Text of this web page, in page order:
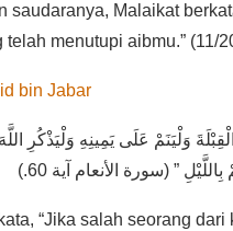
Malaikat
menutupi aibmu.” (11/
bin Jabar
وَلْيَنَمْ عَلَى يَمِينِهِ وَلْيَذْكُرِ
” (سورة الأنعام آية 60.)
“Jika salah seorang